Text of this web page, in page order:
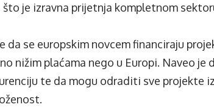
je izravna prijetnja kompletnom
da se europskim novcem financiraju
nižim plaćama nego u Europi. Naveo je
te da mogu odraditi sve projekte